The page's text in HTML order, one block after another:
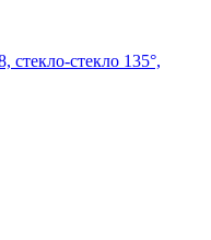
стекло-стекло 135°,